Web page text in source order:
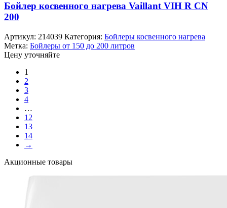
Бойлер косвенного нагрева Vaillant VIH R CN
200
Артикул: 214039 Категория: Бойлеры косвенного нагрева
Метка: Бойлеры от 150 до 200 литров
Цену уточняйте
1
2
3
4
…
12
13
14
→
Акционные товары